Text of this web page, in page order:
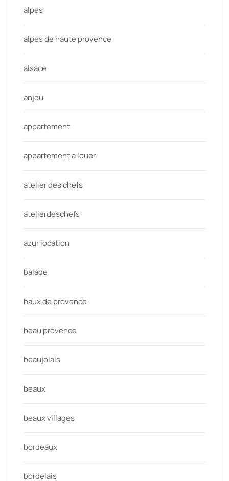
alpes
alpes de haute provence
alsace
anjou
appartement
appartement a louer
atelier des chefs
atelierdeschefs
azur location
balade
baux de provence
beau provence
beaujolais
beaux
beaux villages
bordeaux
bordelais